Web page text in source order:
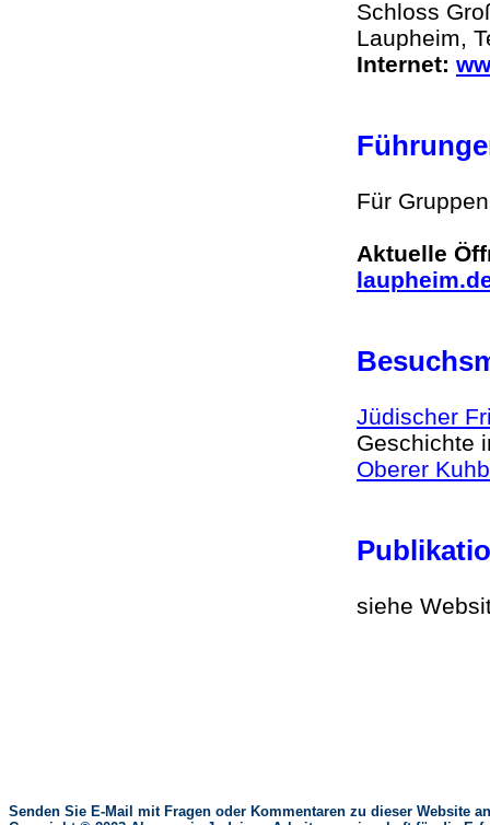
Schloss
Laupheim,
Internet:
Für
Aktuelle
Jüdischer
Geschichte
Oberer
siehe
Senden Sie E-Mail mit Fragen oder Kommentaren zu dieser Website